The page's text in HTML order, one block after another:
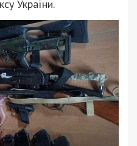
України.